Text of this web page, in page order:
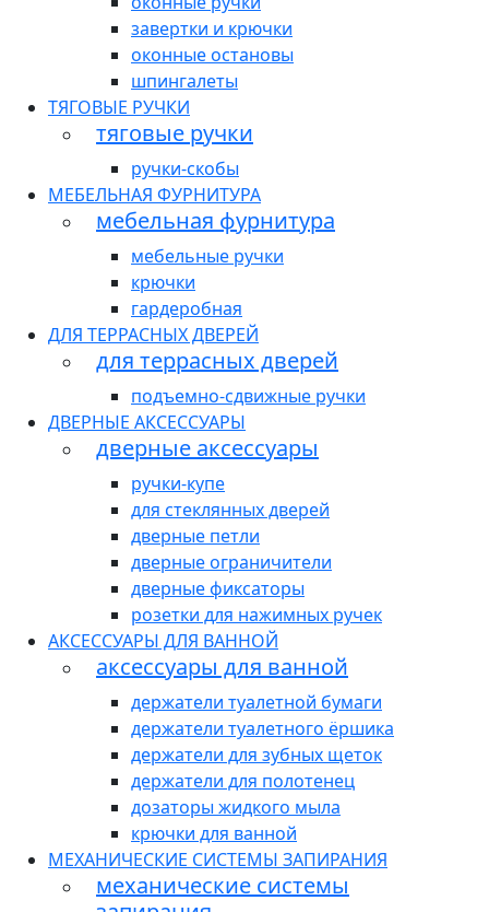
завертки и крючки
оконные остановы
шпингалеты
ТЯГОВЫЕ РУЧКИ
тяговые ручки
ручки-скобы
МЕБЕЛЬНАЯ ФУРНИТУРА
мебельная фурнитура
мебельные ручки
крючки
гардеробная
ДЛЯ ТЕРРАСНЫХ ДВЕРЕЙ
для террасных дверей
подъемно-сдвижные ручки
ДВЕРНЫЕ АКСЕССУАРЫ
дверные аксессуары
ручки-купе
для стеклянных дверей
дверные петли
дверные ограничители
дверные фиксаторы
розетки для нажимных ручек
АКСЕССУАРЫ ДЛЯ ВАННОЙ
аксессуары для ванной
держатели туалетной бумаги
держатели туалетного ёршика
держатели для зубных щеток
держатели для полотенец
дозаторы жидкого мыла
крючки для ванной
МЕХАНИЧЕСКИЕ СИСТЕМЫ ЗАПИРАНИЯ
механические системы